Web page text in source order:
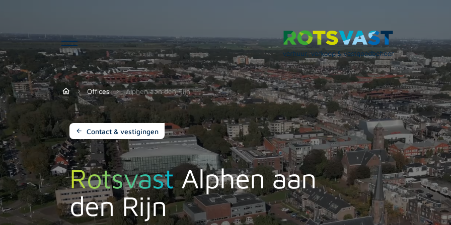
Offices Alphen aan den Rijn
Contact & vestigingen
RotsvastAlphen aan
den Rijn